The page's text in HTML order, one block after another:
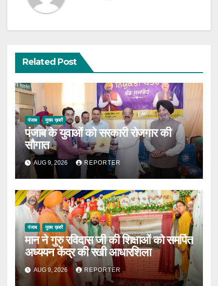
Related Post
पंजाब मुख्य ख़बरें
पंजाब के युवाओं को सरकारी रोजगार की
सौगात
AUG 9, 2026 REPORTER
पंजाब मुख्य ख़बरें
मान ने गुरु रविदास जी की शिक्षाओं को समर्पित
अध्ययन केंद्र की रखी आधारशिला
AUG 9, 2026 REPORTER